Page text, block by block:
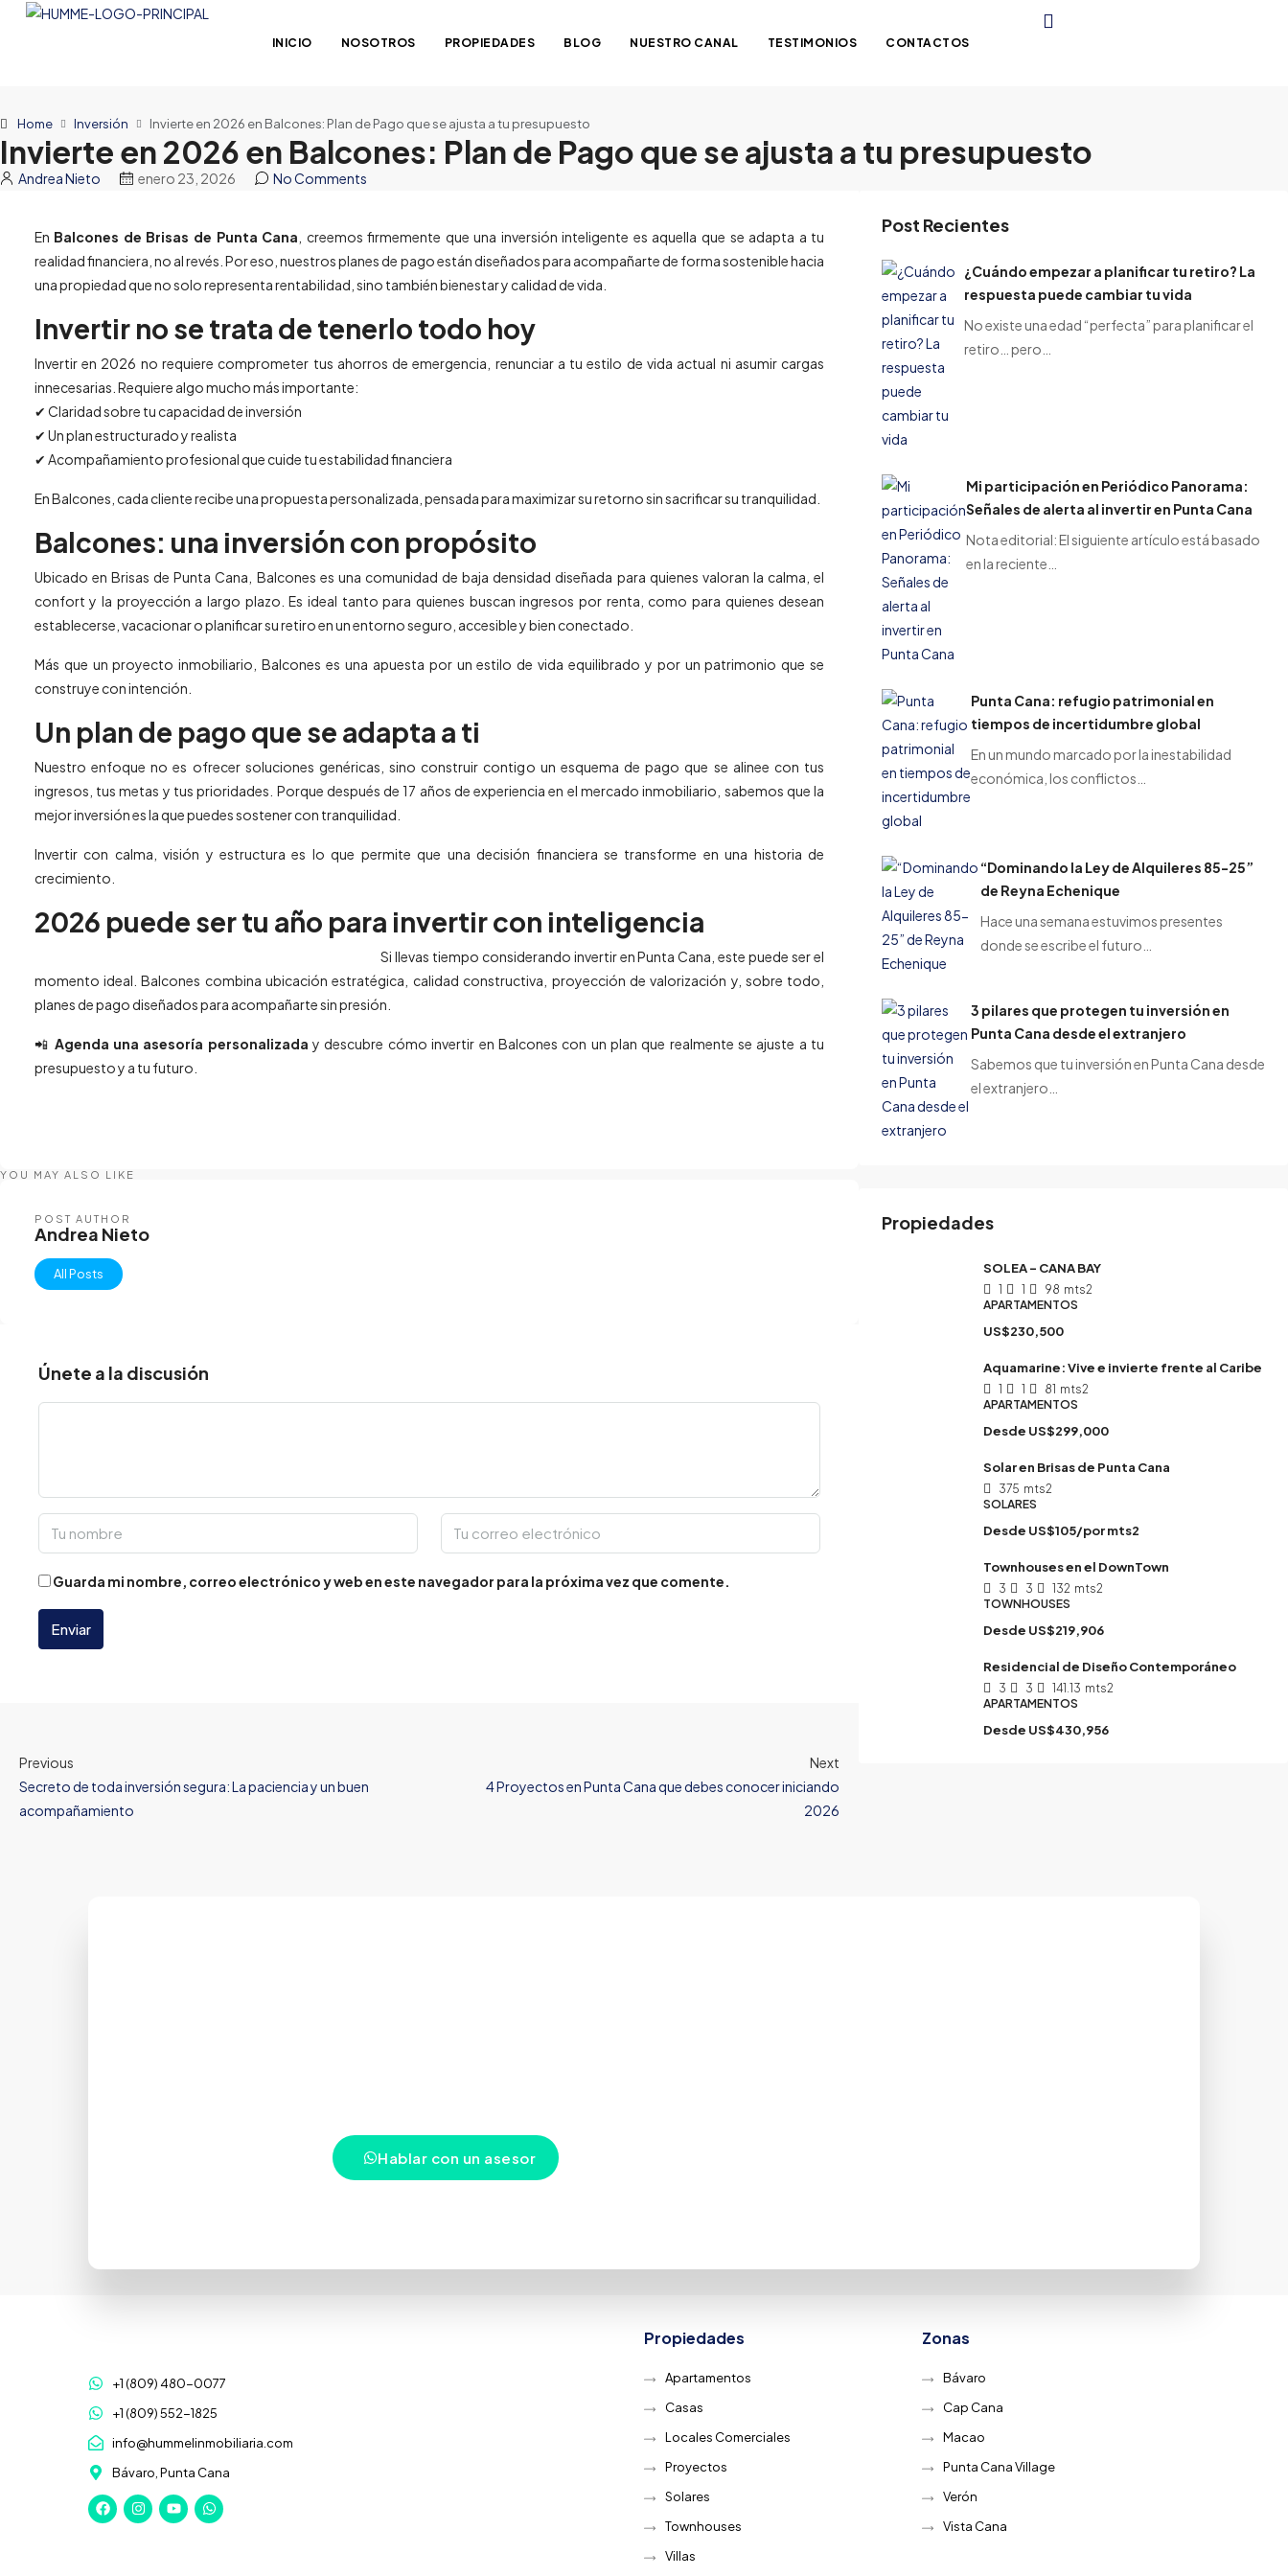
INICIO NOSOTROS PROPIEDADES BLOG NUESTRO CANAL TESTIMONIOS CONTACTOS
Home Inversión Invierte en 2026 en Balcones: Plan de Pago que se ajusta a tu presupuesto
Invierte en 2026 en Balcones: Plan de Pago que se ajusta a tu presupuesto
Andrea Nieto enero 23, 2026 No Comments
En Balcones de Brisas de Punta Cana , creemos firmemente que una inversión inteligente es aquella que se adapta a tu
realidad financiera, no al revés. Por eso, nuestros planes de pago están diseñados para acompañarte de forma sostenible hacia
una propiedad que no solo representa rentabilidad, sino también bienestar y calidad de vida.
Invertir no se trata de tenerlo todo hoy
Invertir en 2026 no requiere comprometer tus ahorros de emergencia, renunciar a tu estilo de vida actual ni asumir cargas
innecesarias. Requiere algo mucho más importante:
✔ Claridad sobre tu capacidad de inversión
✔ Un plan estructurado y realista
✔ Acompañamiento profesional que cuide tu estabilidad financiera
En Balcones, cada cliente recibe una propuesta personalizada, pensada para maximizar su retorno sin sacrificar su tranquilidad.
Balcones: una inversión con propósito
Ubicado en Brisas de Punta Cana, Balcones es una comunidad de baja densidad diseñada para quienes valoran la calma, el
confort y la proyección a largo plazo. Es ideal tanto para quienes buscan ingresos por renta, como para quienes desean
establecerse, vacacionar o planificar su retiro en un entorno seguro, accesible y bien conectado.
Más que un proyecto inmobiliario, Balcones es una apuesta por un estilo de vida equilibrado y por un patrimonio que se
construye con intención.
Un plan de pago que se adapta a ti
Nuestro enfoque no es ofrecer soluciones genéricas, sino construir contigo un esquema de pago que se alinee con tus
ingresos, tus metas y tus prioridades. Porque después de 17 años de experiencia en el mercado inmobiliario, sabemos que la
mejor inversión es la que puedes sostener con tranquilidad.
Invertir con calma, visión y estructura es lo que permite que una decisión financiera se transforme en una historia de
crecimiento.
2026 puede ser tu año para invertir con inteligencia
Si llevas tiempo considerando invertir en Punta Cana, este puede ser el
momento ideal. Balcones combina ubicación estratégica, calidad constructiva, proyección de valorización y, sobre todo,
planes de pago diseñados para acompañarte sin presión.
📲 Agenda una asesoría personalizada y descubre cómo invertir en Balcones con un plan que realmente se ajuste a tu
presupuesto y a tu futuro.
YOU MAY ALSO LIKE
POST AUTHOR
Andrea Nieto
All Posts
Únete a la discusión
Guarda mi nombre, correo electrónico y web en este navegador para la próxima vez que comente.
Enviar
Previous
Secreto de toda inversión segura: La paciencia y un buen
acompañamiento
Next
4 Proyectos en Punta Cana que debes conocer iniciando
2026
Post Recientes
¿Cuándo empezar a planificar tu retiro? La
respuesta puede cambiar tu vida
No existe una edad “perfecta” para planificar el
retiro… pero…
Mi participación en Periódico Panorama:
Señales de alerta al invertir en Punta Cana
Nota editorial: El siguiente artículo está basado
en la reciente…
Punta Cana: refugio patrimonial en
tiempos de incertidumbre global
En un mundo marcado por la inestabilidad
económica, los conflictos…
“Dominando la Ley de Alquileres 85-25”
de Reyna Echenique
Hace una semana estuvimos presentes
donde se escribe el futuro…
3 pilares que protegen tu inversión en
Punta Cana desde el extranjero
Sabemos que tu inversión en Punta Cana desde
el extranjero…
Propiedades
SOLEA – CANA BAY
1 1 98 mts2
APARTAMENTOS
US$230,500
Aquamarine: Vive e invierte frente al Caribe
1 1 81 mts2
APARTAMENTOS
Desde US$299,000
Solar en Brisas de Punta Cana
375 mts2
SOLARES
Desde US$105/por mts2
Townhouses en el DownTown
3 3 132 mts2
TOWNHOUSES
Desde US$219,906
Residencial de Diseño Contemporáneo
3 3 141.13 mts2
APARTAMENTOS
Desde US$430,956
Hablar con un asesor
+1 (809) 480-0077
+1 (809) 552-1825
info@hummelinmobiliaria.com
Bávaro, Punta Cana
Propiedades
Apartamentos
Casas
Locales Comerciales
Proyectos
Solares
Townhouses
Villas
Zonas
Bávaro
Cap Cana
Macao
Punta Cana Village
Verón
Vista Cana